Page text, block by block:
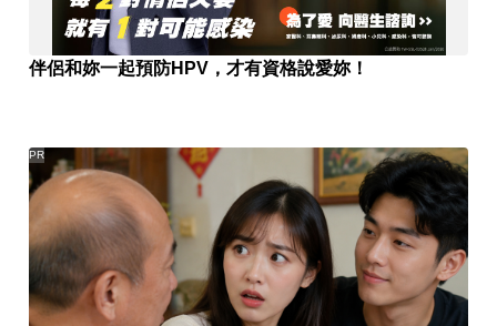
伴侶和妳一起預防HPV，才有資格說愛妳！
PR